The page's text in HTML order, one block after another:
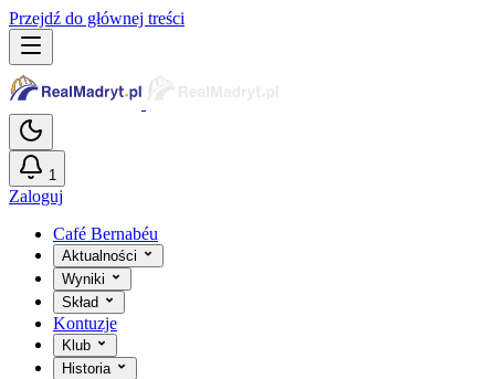
Przejdź do głównej treści
1
Zaloguj
Café Bernabéu
Aktualności
Wyniki
Skład
Kontuzje
Klub
Historia